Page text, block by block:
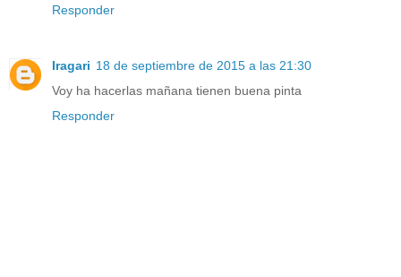
Responder
Iragari 18 de septiembre de 2015 a las 21:30
Voy ha hacerlas mañana tienen buena pinta
Responder